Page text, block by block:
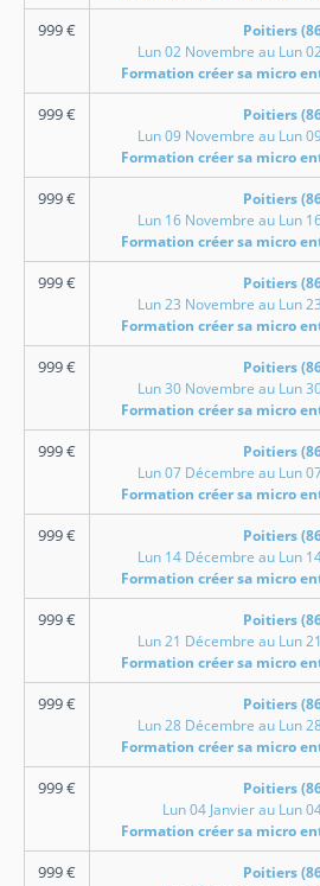
999€
Poitiers
Lun 02 Novembre au Lun
Formation créer sa micro
999€
Poitiers
Lun 09 Novembre au Lun
Formation créer sa micro
999€
Poitiers
Lun 16 Novembre au Lun
Formation créer sa micro
999€
Poitiers
Lun 23 Novembre au Lun
Formation créer sa micro
999€
Poitiers
Lun 30 Novembre au Lun
Formation créer sa micro
999€
Poitiers
Lun 07 Décembre au Lun
Formation créer sa micro
999€
Poitiers
Lun 14 Décembre au Lun
Formation créer sa micro
999€
Poitiers
Lun 21 Décembre au Lun
Formation créer sa micro
999€
Poitiers
Lun 28 Décembre au Lun
Formation créer sa micro
999€
Poitiers
Lun 04 Janvier au Lun
Formation créer sa micro
999€
Poitiers